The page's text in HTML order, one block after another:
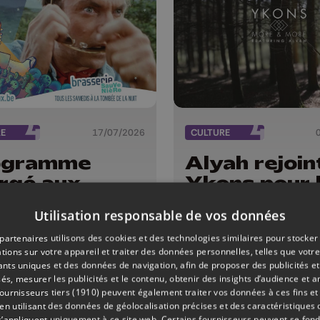
17/07/2026
aux
cet
séances en
air,
et
spéciaux à
CULTURE
Alyah
Ykons pour
more"
Utilisation responsable de vos données
utilisons des cookies et des technologies similaires pour
sur votre appareil et traiter des données personnelles, telles que votre
uniques et des données de navigation, afin de proposer des publicités
mesurer les publicités et le contenu, obtenir des insights d’audience et
tiers (1910) peuvent également traiter vos données à ces fins et
utilisant des données de géolocalisation précises et des caractéristiques